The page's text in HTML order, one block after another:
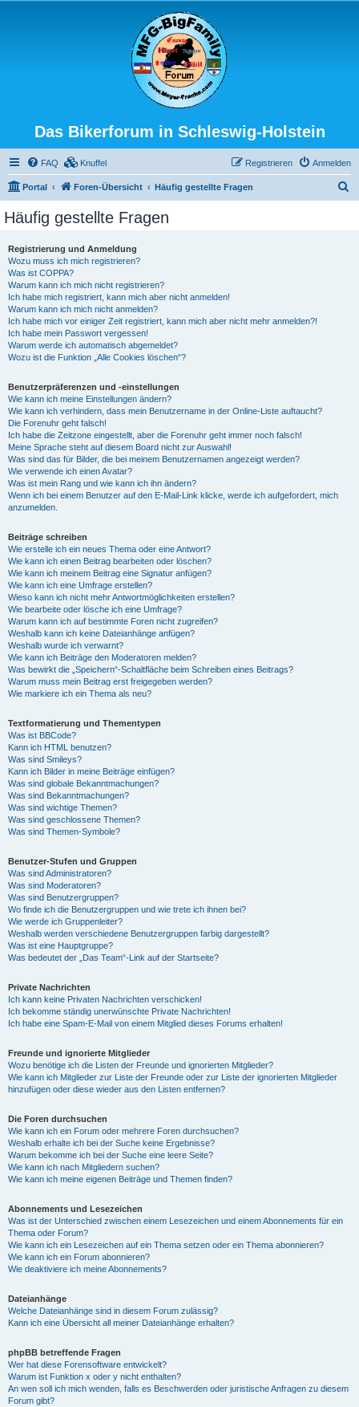
Das Bikerforum in Schleswig-Holstein
FAQ Knuffel Anmelden
Registrieren
Portal Foren-Übersicht Häufig gestellte Fragen
Häufig gestellte Fragen
Registrierung und Anmeldung
Wozu muss ich mich registrieren?
Was ist COPPA?
Warum kann ich mich nicht registrieren?
Ich habe mich registriert, kann mich aber nicht anmelden!
Warum kann ich mich nicht anmelden?
Ich habe mich vor einiger Zeit registriert, kann mich aber nicht mehr anmelden?!
Ich habe mein Passwort vergessen!
Warum werde ich automatisch abgemeldet?
Wozu ist die Funktion „Alle Cookies löschen“?
Benutzerpräferenzen und -einstellungen
Wie kann ich meine Einstellungen ändern?
Wie kann ich verhindern, dass mein Benutzername in der Online-Liste auftaucht?
Die Forenuhr geht falsch!
Ich habe die Zeitzone eingestellt, aber die Forenuhr geht immer noch falsch!
Meine Sprache steht auf diesem Board nicht zur Auswahl!
Was sind das für Bilder, die bei meinem Benutzernamen angezeigt werden?
Wie verwende ich einen Avatar?
Was ist mein Rang und wie kann ich ihn ändern?
Wenn ich bei einem Benutzer auf den E-Mail-Link klicke, werde ich aufgefordert, mich
anzumelden.
Beiträge schreiben
Wie erstelle ich ein neues Thema oder eine Antwort?
Wie kann ich einen Beitrag bearbeiten oder löschen?
Wie kann ich meinem Beitrag eine Signatur anfügen?
Wie kann ich eine Umfrage erstellen?
Wieso kann ich nicht mehr Antwortmöglichkeiten erstellen?
Wie bearbeite oder lösche ich eine Umfrage?
Warum kann ich auf bestimmte Foren nicht zugreifen?
Weshalb kann ich keine Dateianhänge anfügen?
Weshalb wurde ich verwarnt?
Wie kann ich Beiträge den Moderatoren melden?
Was bewirkt die „Speichern“-Schaltfläche beim Schreiben eines Beitrags?
Warum muss mein Beitrag erst freigegeben werden?
Wie markiere ich ein Thema als neu?
Textformatierung und Thementypen
Was ist BBCode?
Kann ich HTML benutzen?
Was sind Smileys?
Kann ich Bilder in meine Beiträge einfügen?
Was sind globale Bekanntmachungen?
Was sind Bekanntmachungen?
Was sind wichtige Themen?
Was sind geschlossene Themen?
Was sind Themen-Symbole?
Benutzer-Stufen und Gruppen
Was sind Administratoren?
Was sind Moderatoren?
Was sind Benutzergruppen?
Wo finde ich die Benutzergruppen und wie trete ich ihnen bei?
Wie werde ich Gruppenleiter?
Weshalb werden verschiedene Benutzergruppen farbig dargestellt?
Was ist eine Hauptgruppe?
Was bedeutet der „Das Team“-Link auf der Startseite?
Private Nachrichten
Ich kann keine Privaten Nachrichten verschicken!
Ich bekomme ständig unerwünschte Private Nachrichten!
Ich habe eine Spam-E-Mail von einem Mitglied dieses Forums erhalten!
Freunde und ignorierte Mitglieder
Wozu benötige ich die Listen der Freunde und ignorierten Mitglieder?
Wie kann ich Mitglieder zur Liste der Freunde oder zur Liste der ignorierten Mitglieder
hinzufügen oder diese wieder aus den Listen entfernen?
Die Foren durchsuchen
Wie kann ich ein Forum oder mehrere Foren durchsuchen?
Weshalb erhalte ich bei der Suche keine Ergebnisse?
Warum bekomme ich bei der Suche eine leere Seite?
Wie kann ich nach Mitgliedern suchen?
Wie kann ich meine eigenen Beiträge und Themen finden?
Abonnements und Lesezeichen
Was ist der Unterschied zwischen einem Lesezeichen und einem Abonnements für ein
Thema oder Forum?
Wie kann ich ein Lesezeichen auf ein Thema setzen oder ein Thema abonnieren?
Wie kann ich ein Forum abonnieren?
Wie deaktiviere ich meine Abonnements?
Dateianhänge
Welche Dateianhänge sind in diesem Forum zulässig?
Kann ich eine Übersicht all meiner Dateianhänge erhalten?
phpBB betreffende Fragen
Wer hat diese Forensoftware entwickelt?
Warum ist Funktion x oder y nicht enthalten?
An wen soll ich mich wenden, falls es Beschwerden oder juristische Anfragen zu diesem
Forum gibt?